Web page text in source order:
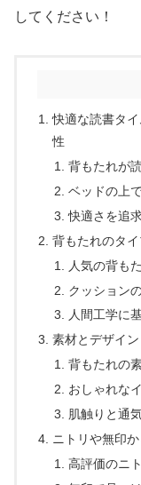
してください！
快適な読書タ
性
背もたれが
ベッドの上
快適さを追
背もたれのタ
人気の背も
クッション
人間工学に
素材とデザイ
背もたれの
おしゃれな
肌触りと通
ニトリや無印
高評価のニ